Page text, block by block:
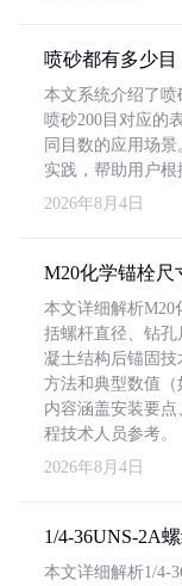
喷砂都有多少目
本文系统介绍了
喷砂200目对应的
同目数的应用场
实践，帮助用户根
2026年8月4日
M20化学锚栓尺
本文详细解析M20
括螺杆直径、钻
凝土结构后锚固技
方法和典型数值（
内容涵盖安装要
程技术人员参考。
2026年8月4日
1/4-36UNS-2A
本文详细解析1/4-